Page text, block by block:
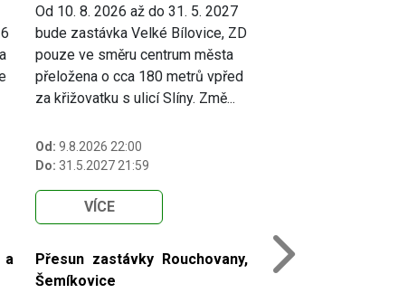
Od 10. 8. 2026 až do 31. 5. 2027
bude zastávka Velké Bílovice, ZD
pouze ve směru centrum města
přeložena o cca 180 metrů vpřed
za křižovatku s ulicí Slíny. Změ...
Od: 9.8.2026 22:00
Do: 31.5.2027 21:59
VÍCE
a
Přesun zastávky Rouchovany,
Šemíkovice